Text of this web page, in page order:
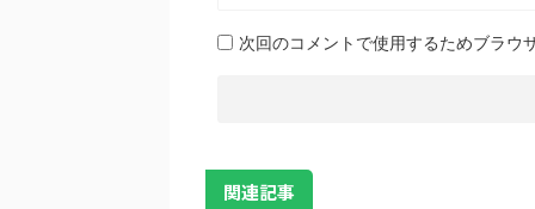
次回のコメントで使用するためブラウ
関連記事